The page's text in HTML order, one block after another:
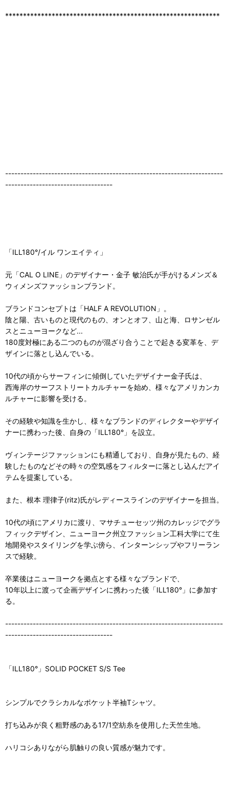
************************************************************
-----------------------------------------------------------------------
-----------------------------------
「ILL180°/イル ワンエイティ」
元「CAL O LINE」のデザイナー・金子 敏治氏が手がけるメンズ＆
ウィメンズファッションブランド。
ブランドコンセプトは「HALF A REVOLUTION」。
陰と陽、古いものと現代のもの、オンとオフ、山と海、ロサンゼル
スとニューヨークなど...
180度対極にある二つのものが混ざり合うことで起きる変革を、デ
ザインに落とし込んでいる。
10代の頃からサーフィンに傾倒していたデザイナー金子氏は、
西海岸のサーフストリートカルチャーを始め、様々なアメリカンカ
ルチャーに影響を受ける。
その経験や知識を生かし、様々なブランドのディレクターやデザイ
ナーに携わった後、自身の「ILL180°」を設立。
ヴィンテージファッションにも精通しており、自身が見たもの、経
験したものなどその時々の空気感をフィルターに落とし込んだアイ
テムを提案している。
また、根本 理律子(ritz)氏がレディースラインのデザイナーを担当。
10代の頃にアメリカに渡り、マサチューセッツ州のカレッジでグラ
フィックデザイン、ニューヨーク州立ファッション工科大学にて生
地開発やスタイリングを学ぶ傍ら、インターンシップやフリーラン
スで経験。
卒業後はニューヨークを拠点とする様々なブランドで、
10年以上に渡って企画デザインに携わった後「ILL180°」に参加す
る。
-----------------------------------------------------------------------
-----------------------------------
「ILL180°」SOLID POCKET S/S Tee
シンプルでクラシカルなポケット半袖Tシャツ。
打ち込みが良く粗野感のある17/1空紡糸を使用した天竺生地。
ハリコシありながら肌触りの良い質感が魅力です。